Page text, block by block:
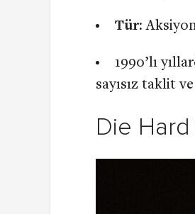
Tür:
1990’lı
sayısız taklit
Die